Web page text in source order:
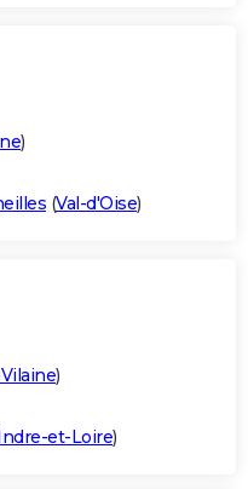
)
(Val-d'Oise)
)
et-Loire)